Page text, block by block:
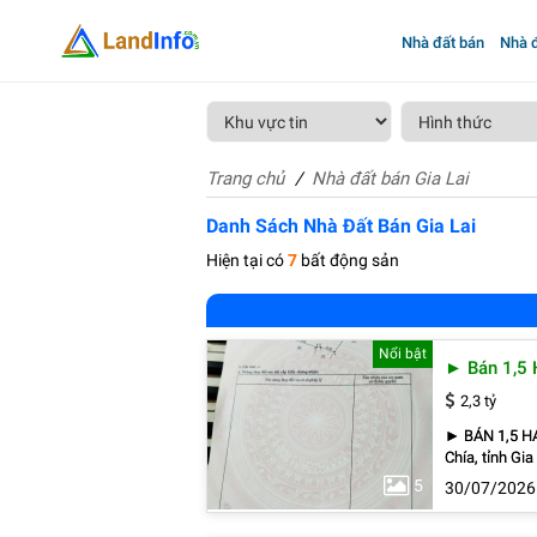
Nhà đất bán Nhà
Trang chủ Nhà đất bán Gia Lai
Danh Sách Nhà Đất Bán Gia Lai
Hiện tại có7 bất động sản
5
Nổi bật
► Bán
2,3 tỷ
► BÁN 1,5 HA CÀ
Chía, tỉnh Gia Lai. ✅ Diện tích: 1,5 ha ✅ Vườn cà phê đẹp, đang cho thu
căn nhà trên
dàng. ✅ Thích
30/07/2026